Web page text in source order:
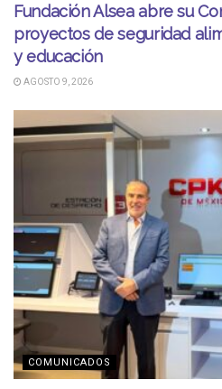
Fundación Alsea abre su
proyectos de seguridad
y educación
AGOSTO 9, 2026
COMUNICADOS